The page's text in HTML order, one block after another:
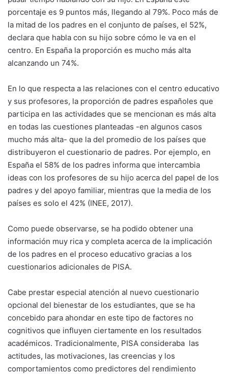
porcentaje es 9 puntos más, llegando al 79%. Poco más de
la mitad de los padres en el conjunto de países, el 52%,
declara que habla con su hijo sobre cómo le va en el
centro. En España la proporción es mucho más alta
alcanzando un 74%.
En lo que respecta a las relaciones con el centro educativo
y sus profesores, la proporción de padres españoles que
participa en las actividades que se mencionan es más alta
en todas las cuestiones planteadas -en algunos casos
mucho más alta- que la del promedio de los países que
distribuyeron el cuestionario de padres. Por ejemplo, en
España el 58% de los padres informa que intercambia
ideas con los profesores de su hijo acerca del papel de los
padres y del apoyo familiar, mientras que la media de los
países es solo el 42% (INEE, 2017).
Como puede observarse, se ha podido obtener una
información muy rica y completa acerca de la implicación
de los padres en el proceso educativo gracias a los
cuestionarios adicionales de PISA.
Cabe prestar especial atención al nuevo cuestionario
opcional del bienestar de los estudiantes, que se ha
concebido para ahondar en este tipo de factores no
cognitivos que influyen ciertamente en los resultados
académicos. Tradicionalmente, PISA consideraba las
actitudes, las motivaciones, las creencias y los
comportamientos como predictores del rendimiento